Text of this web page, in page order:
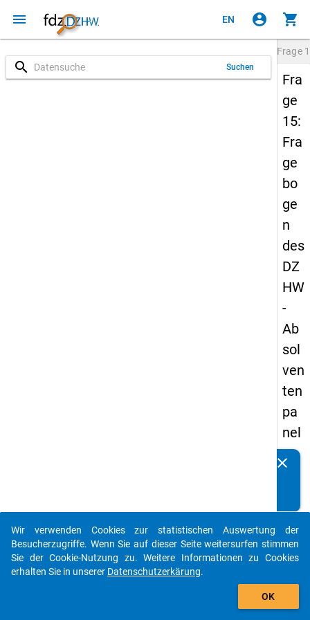
menu EN account_circle shopping_cart
search Suchen
Frage
Fra
ge
15:
Fra
ge
bo
ge
n
des
DZ
HW
-
Ab
sol
ven
ten
pa
nel
s
-
zw
eit
clear
auto_stories
add_shopping_cart
Wir verwenden Cookies zur statistischen Auswertung der
Besucherzugriffe. Wenn Sie auf dieser Seite weitersurfen stimmen
Sie der Cookie-Nutzung zu. Weitere Informationen zu Cookies
erhalten Sie in unserer Datenschutzerkärung.
OK